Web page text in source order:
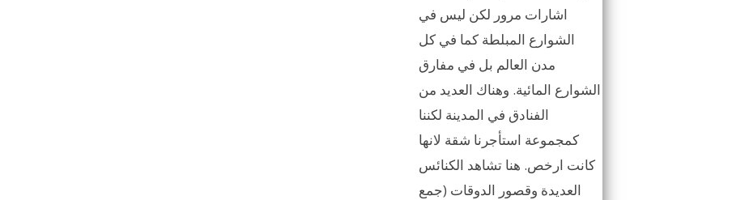
اشارات مرور لكن ليس في
الشوارع المبلطة كما في كل
مدن العالم بل في مفارق
الشوارع المائية. وهناك العديد من
الفنادق في المدينة لكننا
كمجموعة استأجرنا شقة لانها
كانت ارخص. هنا تشاهد الكنائس
العديدة وقصور الدوقات (جمع